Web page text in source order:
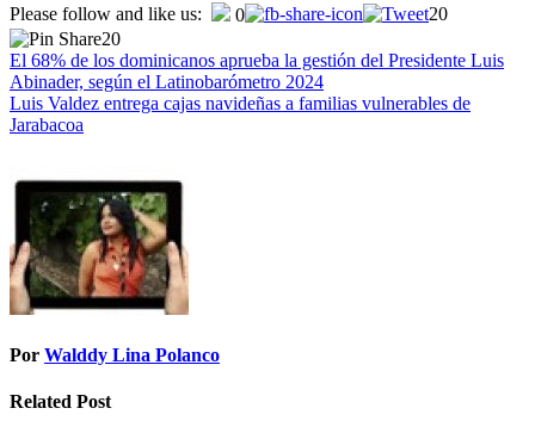
Please follow and like us: 0
20
20
Navegación
de
entradas
El 68% de los dominicanos aprueba la gestión del Presidente Luis
Abinader, según el Latinobarómetro 2024
Luis Valdez entrega cajas navideñas a familias vulnerables de
Jarabacoa
Por Walddy Lina Polanco
Related Post